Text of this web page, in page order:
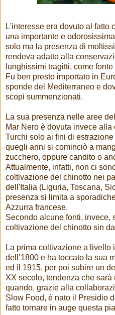
L'interesse era dovuto al fatto
una importante e
solo ma la presenza di
rendeva adatto alla
lunghissimi tragitti, come
Fu ben presto importato in
sponde del Mediterraneo e
scopi summenzionati.
La sua presenza nelle aree
Mar Nero è dovuta invece
Turchi solo ai fini di
quegli anni si cominciò a
zucchero, oppure candito o
Attualmente, infatti, non ci
coltivazione del chinotto nei
dell'Italia (Liguria, Toscana,
presenza si limita a
Azzurra francese.
Secondo alcune fonti, invece,
coltivazione del chinotto sin
La prima coltivazione a livello
dell’1800 e ha toccato la sua
ed il 1915, per poi subire un
XX secolo, tendenza che
quando, grazie alla
Slow Food, è nato il Presidio
fatto tornare in auge questa